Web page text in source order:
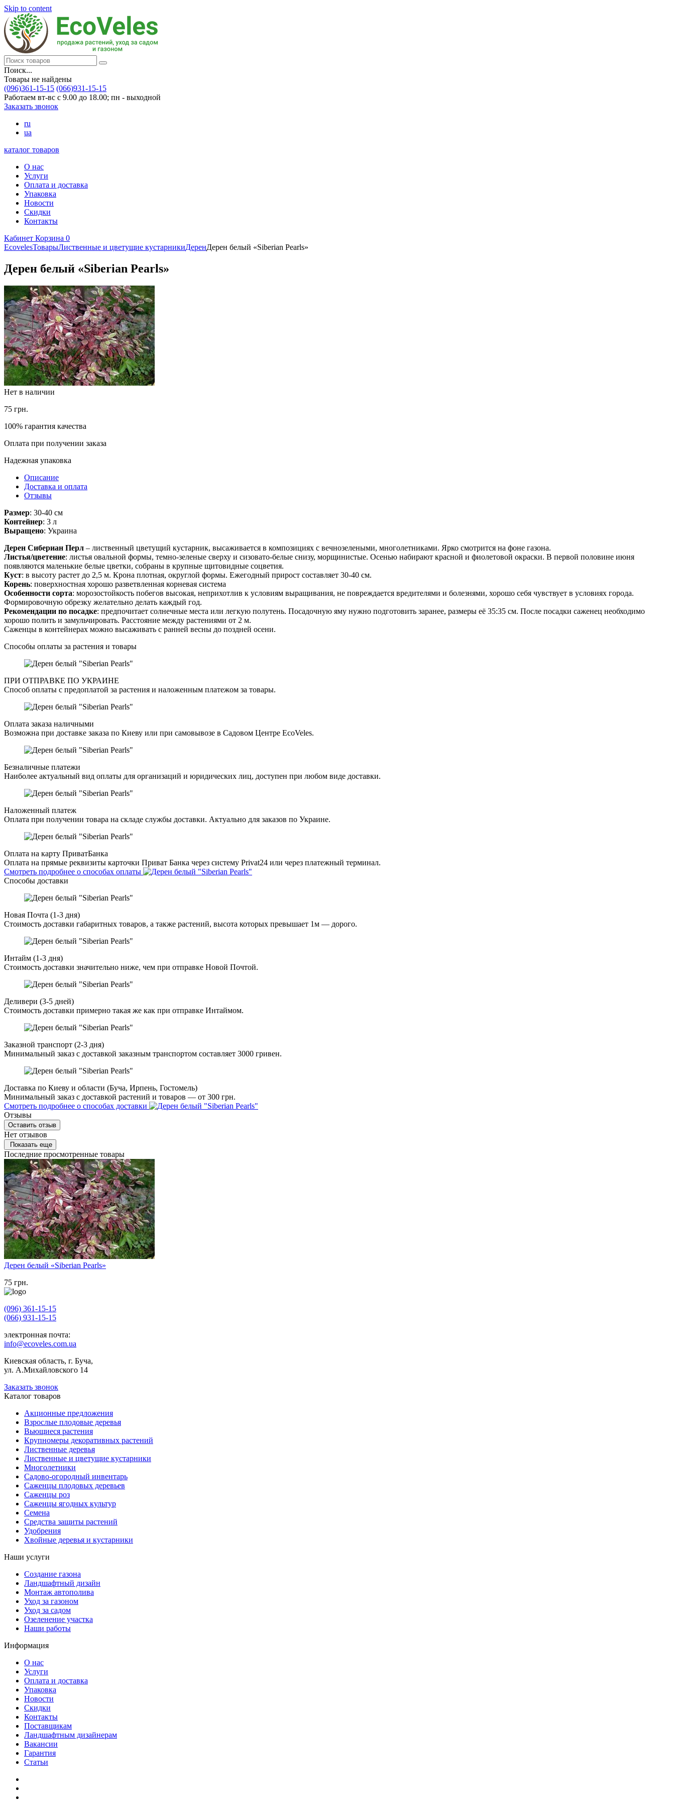
Skip to content
Поиск...
Товары не найдены
(096)361-15-15 (066)931-15-15
Работаем вт-вс с 9.00 до 18.00; пн - выходной
Заказать звонок
ru
ua
каталог товаров
О нас
Услуги
Оплата и доставка
Упаковка
Новости
Скидки
Контакты
Кабинет Корзина 0
EcovelesТоварыЛиственные и цветущие кустарникиДеренДерен белый «Siberian Pearls»
Дерен белый «Siberian Pearls»
Нет в наличии
75 грн.
100% гарантия качества
Оплата при получении заказа
Надежная упаковка
Описание
Доставка и оплата
Отзывы
Размер: 30-40 см
Контейнер: 3 л
Выращено: Украина
Дерен Сибериан Перл – лиственный цветущий кустарник, высаживается в композициях с вечнозелеными, многолетниками. Ярко смотрится на фоне газона.
Листья/цветение: листья овальной формы, темно-зеленые сверху и сизовато-белые снизу, морщинистые. Осенью набирают красной и фиолетовой окраски. В первой половине июня
появляются маленькие белые цветки, собраны в крупные щитовидные соцветия.
Куст: в высоту растет до 2,5 м. Крона плотная, округлой формы. Ежегодный прирост составляет 30-40 см.
Корень: поверхностная хорошо разветвленная корневая система
Особенности сорта: морозостойкость побегов высокая, неприхотлив к условиям выращивания, не повреждается вредителями и болезнями, хорошо себя чувствует в условиях города.
Формировочную обрезку желательно делать каждый год.
Рекомендации по посадке: предпочитает солнечные места или легкую полутень. Посадочную яму нужно подготовить заранее, размеры её 35:35 см. После посадки саженец необходимо
хорошо полить и замульчировать. Расстояние между растениями от 2 м.
Саженцы в контейнерах можно высаживать с ранней весны до поздней осени.
Способы оплаты за растения и товары
ПРИ ОТПРАВКЕ ПО УКРАИНЕ
Способ оплаты с предоплатой за растения и наложенным платежом за товары.
Оплата заказа наличными
Возможна при доставке заказа по Киеву или при самовывозе в Садовом Центре EcoVeles.
Безналичные платежи
Наиболее актуальный вид оплаты для организаций и юридических лиц, доступен при любом виде доставки.
Наложенный платеж
Оплата при получении товара на складе службы доставки. Актуально для заказов по Украине.
Оплата на карту ПриватБанка
Оплата на прямые реквизиты карточки Приват Банка через систему Privat24 или через платежный терминал.
Смотреть подробнее о способах оплаты
Способы доставки
Новая Почта (1-3 дня)
Стоимость доставки габаритных товаров, а также растений, высота которых превышает 1м — дорого.
Интайм (1-3 дня)
Стоимость доставки значительно ниже, чем при отправке Новой Почтой.
Деливери (3-5 дней)
Стоимость доставки примерно такая же как при отправке Интаймом.
Заказной транспорт (2-3 дня)
Минимальный заказ с доставкой заказным транспортом составляет 3000 гривен.
Доставка по Киеву и области (Буча, Ирпень, Гостомель)
Минимальный заказ с доставкой растений и товаров — от 300 грн.
Смотреть подробнее о способах доставки
Отзывы
Оставить отзыв
Нет отзывов
Показать еще
Последние просмотренные товары
Дерен белый «Siberian Pearls»
75 грн.
(096) 361-15-15
(066) 931-15-15
электронная почта:
info@ecoveles.com.ua
Киевская область, г. Буча,
ул. А.Михайловского 14
Заказать звонок
Каталог товаров
Акционные предложения
Взрослые плодовые деревья
Вьющиеся растения
Крупномеры декоративных растений
Лиственные деревья
Лиственные и цветущие кустарники
Многолетники
Садово-огородный инвентарь
Саженцы плодовых деревьев
Саженцы роз
Саженцы ягодных культур
Семена
Средства защиты растений
Удобрения
Хвойные деревья и кустарники
Наши услуги
Создание газона
Ландшафтный дизайн
Монтаж автополива
Уход за газоном
Уход за садом
Озеленение участка
Наши работы
Информация
О нас
Услуги
Оплата и доставка
Упаковка
Новости
Скидки
Контакты
Поставщикам
Ландшафтным дизайнерам
Вакансии
Гарантия
Статьи